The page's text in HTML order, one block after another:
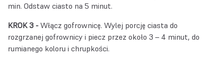
min. Odstaw ciasto na 5 minut.
KROK 3 - Włącz gofrownicę. Wylej porcję ciasta do
rozgrzanej gofrownicy i piecz przez około 3 – 4 minut, do
rumianego koloru i chrupkości.